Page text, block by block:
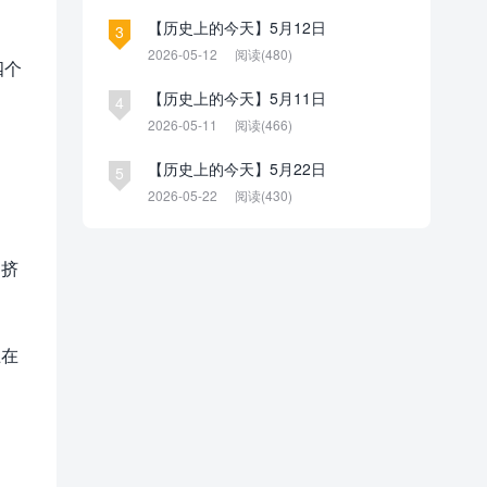
3 【历史上的今天】5月12日
2026-05-12 阅读(480)
4 【历史上的今天】5月11日
2026-05-11 阅读(466)
5 【历史上的今天】5月22日
2026-05-22 阅读(430)